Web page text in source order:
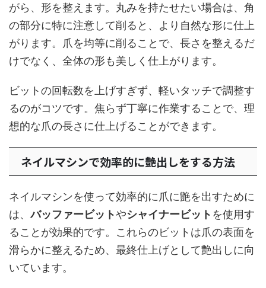
がら、形を整えます。丸みを持たせたい場合は、角
の部分に特に注意して削ると、より自然な形に仕上
がります。爪を均等に削ることで、長さを整えるだ
けでなく、全体の形も美しく仕上がります。
ビットの回転数を上げすぎず、軽いタッチで調整す
るのがコツです。焦らず丁寧に作業することで、理
想的な爪の長さに仕上げることができます。
ネイルマシンで効率的に艶出しをする方法
ネイルマシンを使って効率的に爪に艶を出すために
は、バッファービットやシャイナービット を使用す
ることが効果的です。これらのビットは爪の表面を
滑らかに整えるため、最終仕上げとして艶出しに向
いています。